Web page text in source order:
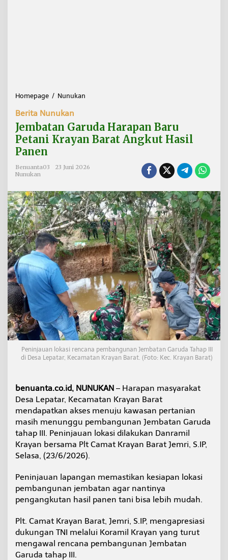
Homepage / Nunukan
b
a
t
G
u
d
a
H
a
r
a
p
a
n
B
u
P
e
a
n
r
a
y
n
B
a
r
A
n
g
u
H
a
Berita Nunukan
Jembatan Garuda Harapan Baru
Petani Krayan Barat Angkut Hasil
Panen
Benuanta03
23 Juni 2026
Nunukan
Peninjauan lokasi rencana pembangunan Jembatan Garuda Tahap III
di Desa Lepatar, Kecamatan Krayan Barat. (Foto: Kec. Krayan Barat)
benuanta.co.id, NUNUKAN – Harapan masyarakat
Desa Lepatar, Kecamatan Krayan Barat
mendapatkan akses menuju kawasan pertanian
masih menunggu pembangunan Jembatan Garuda
tahap III. Peninjauan lokasi dilakukan Danramil
Krayan bersama Plt Camat Krayan Barat Jemri, S.IP,
Selasa, (23/6/2026).
Peninjauan lapangan memastikan kesiapan lokasi
pembangunan jembatan agar nantinya
pengangkutan hasil panen tani bisa lebih mudah.
Plt. Camat Krayan Barat, Jemri, S.IP, mengapresiasi
dukungan TNI melalui Koramil Krayan yang turut
mengawal rencana pembangunan Jembatan
Garuda tahap III.